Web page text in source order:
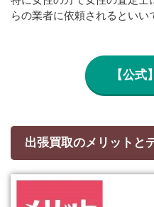
らの業者に依頼されるといい
【公
出張買取のメリットと